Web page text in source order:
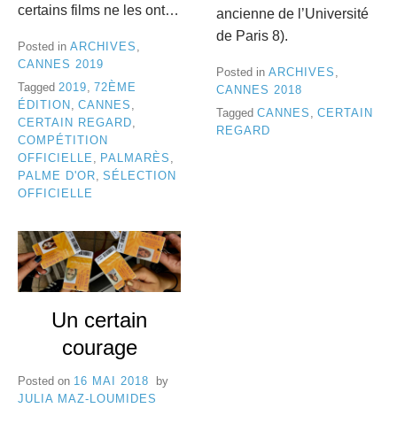
certains films ne les ont…
Posted in ARCHIVES
CANNES 2019
Tagged 2019, 72ÈME
ÉDITION , CANNES ,
CERTAIN REGARD,
COMPÉTITION
OFFICIELLE , PALMARÈS ,
PALME D'OR, SÉLECTION
OFFICIELLE
ancienne de l’Université
de Paris 8).
Posted in ARCHIVES
CANNES 2018
Tagged CANNES , CERTAIN
REGARD
Un certain
courage
Posted on 16 MAI 2018
by
JULIA MAZ-LOUMIDES